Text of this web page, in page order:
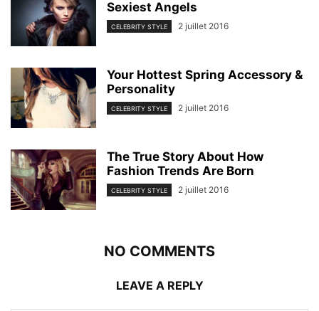
Sexiest Angels
CELEBRITY STYLE 2 juillet 2016
Your Hottest Spring Accessory &
Personality
CELEBRITY STYLE 2 juillet 2016
The True Story About How
Fashion Trends Are Born
CELEBRITY STYLE 2 juillet 2016
NO COMMENTS
LEAVE A REPLY